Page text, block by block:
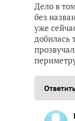
Дело в
без
уже
добилась